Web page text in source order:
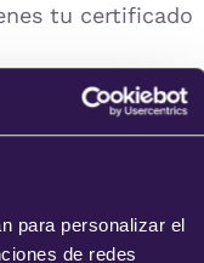
para personalizar el
de redes
tu certificado